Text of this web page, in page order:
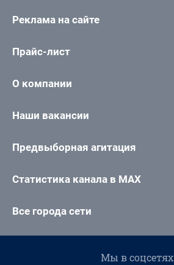
Реклама на сайте
Прайс-лист
О компании
Наши вакансии
Предвыборная агитация
Статистика канала в MAX
Все города сети
Мы в соцсетях